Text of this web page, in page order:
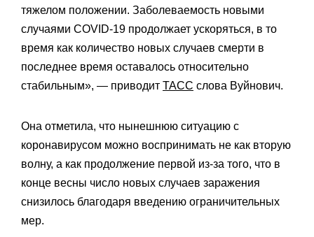
тяжелом положении. Заболеваемость новыми
случаями COVID-19 продолжает ускоряться, в то
время как количество новых случаев смерти в
последнее время оставалось относительно
стабильным», — приводит ТАСС слова Вуйнович.
Она отметила, что нынешнюю ситуацию с
коронавирусом можно воспринимать не как вторую
волну, а как продолжение первой из-за того, что в
конце весны число новых случаев заражения
снизилось благодаря введению ограничительных
мер.